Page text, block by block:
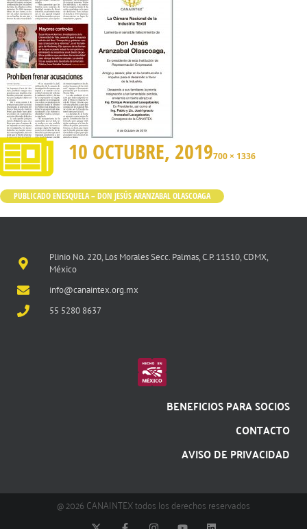
10 OCTUBRE, 2019700 × 1336
PUBLICADO ENESQUELA – DON JESÚS ARANZABAL OLASCOAGA
Plinio No. 220, Los Morales Secc. Palmas, C.P. 11510, CDMX,
México
info@canaintex.org.mx
55 5280 8637
BENEFICIOS PARA SOCIOS
CONTACTO
AVISO DE PRIVACIDAD
@ 2026 CANAINTEX todos los derechos reservados